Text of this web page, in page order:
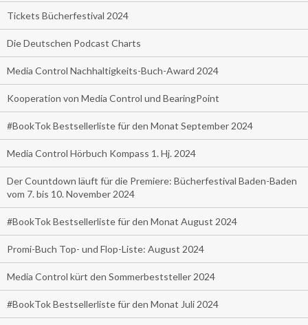
Tickets Bücherfestival 2024
Die Deutschen Podcast Charts
Media Control Nachhaltigkeits-Buch-Award 2024
Kooperation von Media Control und BearingPoint
#BookTok Bestsellerliste für den Monat September 2024
Media Control Hörbuch Kompass 1. Hj. 2024
Der Countdown läuft für die Premiere: Bücherfestival Baden-Baden
vom 7. bis 10. November 2024
#BookTok Bestsellerliste für den Monat August 2024
Promi-Buch Top- und Flop-Liste: August 2024
Media Control kürt den Sommerbeststeller 2024
#BookTok Bestsellerliste für den Monat Juli 2024